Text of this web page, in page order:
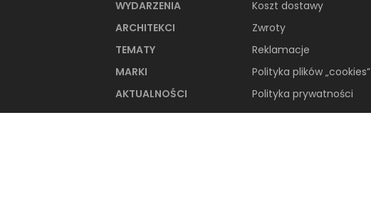
WYDARZENIA
ARCHITEKCI
TEMATY
MARKI
AKTUALNOŚCI
Koszt dostawy
Zwroty
Reklamacje
Polityka plików „cookies”
Polityka prywatności